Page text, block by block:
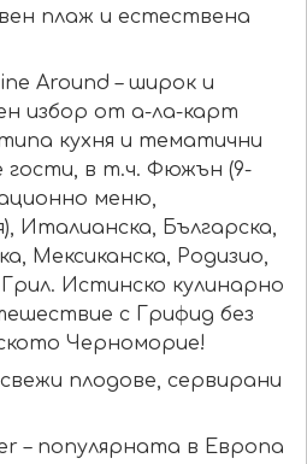
плаж и естествена
Around – широк и
избор от а-ла-карт
кухня и тематични
гости, в т.ч. Фюжън (9-
меню,
Италианска, Българска,
Мексиканска, Родизио,
Истинско кулинарно
с Грифид без
Черноморие!
плодове, сервирани
– популярната в Европа